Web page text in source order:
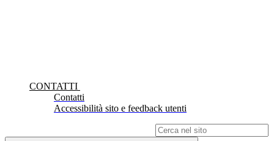
CONTATTI
Contatti
Accessibilità sito e feedback utenti